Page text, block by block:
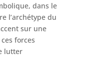
dans le
l’archétype du
sur une
forces
lutter